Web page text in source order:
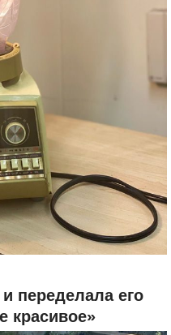
переделала его
красивое»